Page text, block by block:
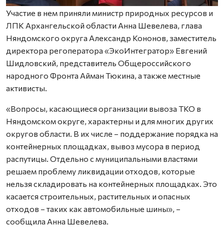
Участие в нем приняли министр природных ресурсов и
ЛПК Архангельской области Анна Шевелева, глава
Няндомского округа Александр Кононов, заместитель
директора регоператора «ЭкоИнтегратор» Евгений
Шидловский, представитель Общероссийского
народного Фронта Айман Тюкина, а также местные
активисты.
«Вопросы, касающиеся организации вывоза ТКО в
Няндомском округе, характерны и для многих других
округов области. В их числе – поддержание порядка на
контейнерных площадках, вывоз мусора в период
распутицы. Отдельно с муниципальными властями
решаем проблему ликвидации отходов, которые
нельзя складировать на контейнерных площадках. Это
касается строительных, растительных и опасных
отходов – таких как автомобильные шины», –
сообщила Анна Шевелева.